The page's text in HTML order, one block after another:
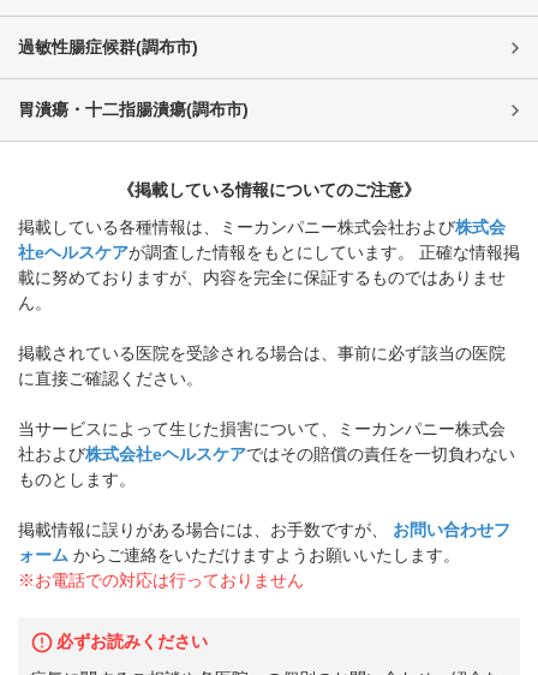
過敏性腸症候群(調布市)
胃潰瘍・十二指腸潰瘍(調布市)
《掲載している情報についてのご注意》
掲載している各種情報は、ミーカンパニー株式会社および株式会
社eヘルスケアが調査した情報をもとにしています。 正確な情報掲
載に努めておりますが、内容を完全に保証するものではありませ
ん。
掲載されている医院を受診される場合は、事前に必ず該当の医院
に直接ご確認ください。
当サービスによって生じた損害について、ミーカンパニー株式会
社および株式会社eヘルスケアではその賠償の責任を一切負わない
ものとします。
掲載情報に誤りがある場合には、お手数ですが、
お問い合わせフ
ォーム からご連絡をいただけますようお願いいたします。
※お電話での対応は行っておりません
必ずお読みください